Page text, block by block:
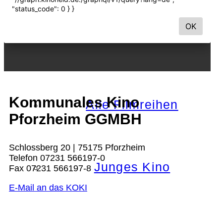
Nächster Monat
Alle Filmreihen
Junges Kino
Kommunales Kino
Pforzheim GGMBH
Schlossberg 20 | 75175 Pforzheim
Telefon 07231 566197-0
Fax 07231 566197-8
E-Mail an das KOKI